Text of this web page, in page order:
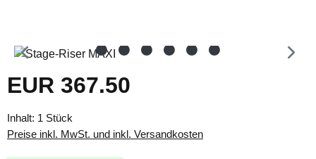
Bildergalerie überspringen
Regulärer Preis:
EUR 367.50
Inhalt: 1 Stück
Preise inkl. MwSt. und inkl. Versandkosten